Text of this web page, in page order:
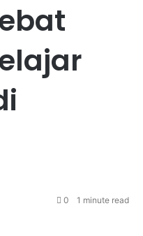
0 1 minute read